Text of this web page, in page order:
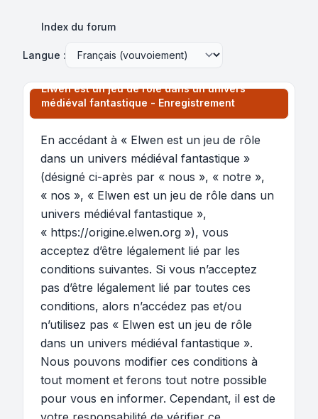
Index du forum
Langue :
Elwen est un jeu de rôle dans un univers
médiéval fantastique - Enregistrement
En accédant à « Elwen est un jeu de rôle
dans un univers médiéval fantastique »
(désigné ci-après par « nous », « notre »,
« nos », « Elwen est un jeu de rôle dans un
univers médiéval fantastique »,
« https://origine.elwen.org »), vous
acceptez d’être légalement lié par les
conditions suivantes. Si vous n’acceptez
pas d’être légalement lié par toutes ces
conditions, alors n’accédez pas et/ou
n’utilisez pas « Elwen est un jeu de rôle
dans un univers médiéval fantastique ».
Nous pouvons modifier ces conditions à
tout moment et ferons tout notre possible
pour vous en informer. Cependant, il est de